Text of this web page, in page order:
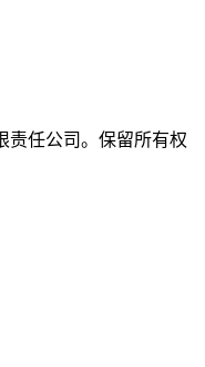
责任公司。保留所有权